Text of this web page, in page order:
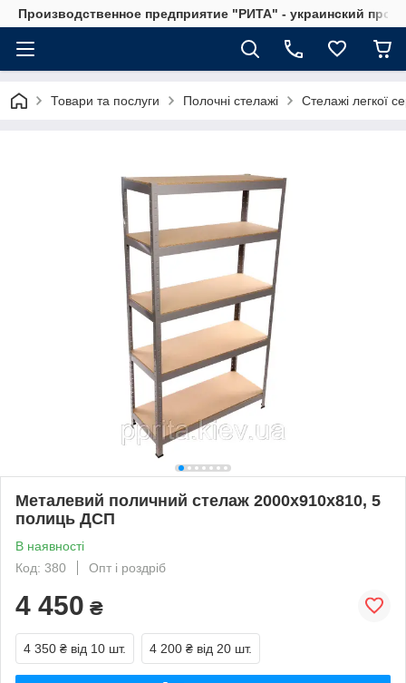
Производственное предприятие "РИТА" - украинский
Товари та послуги Полочні стелажі Стелажі легкої
Металевий поличний стелаж 2000х910х810, 5
полиць ДСП
В наявності
Код: 380
Опт і роздріб
4 450 ₴
4 350 ₴ від 10 шт. 4 200 ₴ від 20 шт.